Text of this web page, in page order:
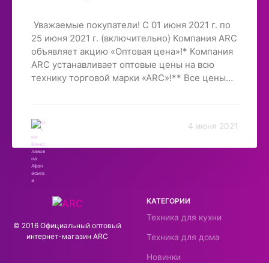
Уважаемые покупатели! С 01 июня 2021 г. по
25 июня 2021 г. (включительно) Компания ARC
объявляет акцию «Оптовая цена»!* Компания
ARC устанавливает оптовые цены на всю
технику торговой марки «ARC»!** Все цены
предоставленного количества по акции,
стоимость товара повысится! * Компания ARC
оставляет за собой право в любой момент
прервать акцию, либо изменить сроки или
условия! Всегда рады видеть Вас в нашем
магазине!
4 июня 2021
© 2016 Официальный оптовый
интернeт-магазин ARC
КАТЕГОРИИ
Техника для кухни
Техника для дома
Новинки